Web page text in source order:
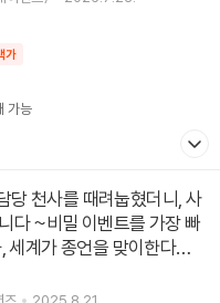
가
가능
다 ~비밀 이벤트를 가장 빠
세계가 종언을 맞이한다네